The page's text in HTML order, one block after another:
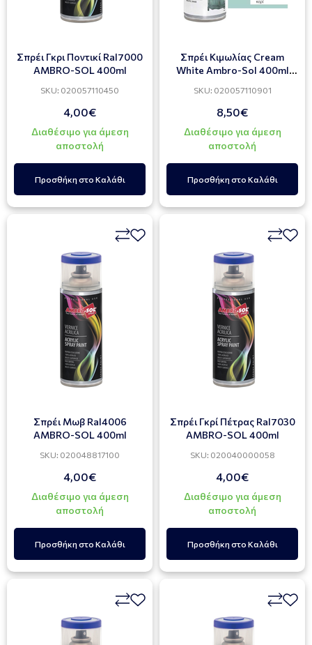
Σπρέι Γκρι Ποντικί Ral7000
AMBRO-SOL 400ml
SKU: 020057110450
4,00€
Διαθέσιμο για άμεση
αποστολή
Προσθήκη στο Καλάθι
Σπρέι Κιμωλίας Cream
White Ambro-Sol 400ml
SKU: 020057110901
8,50€
Διαθέσιμο για άμεση
αποστολή
Προσθήκη στο Καλάθι
Σπρέι Mωβ Ral4006
AMBRO-SOL 400ml
SKU: 020048817100
4,00€
Διαθέσιμο για άμεση
αποστολή
Προσθήκη στο Καλάθι
Σπρέι Γκρί Πέτρας Ral7030
AMBRO-SOL 400ml
SKU: 020040000058
4,00€
Διαθέσιμο για άμεση
αποστολή
Προσθήκη στο Καλάθι